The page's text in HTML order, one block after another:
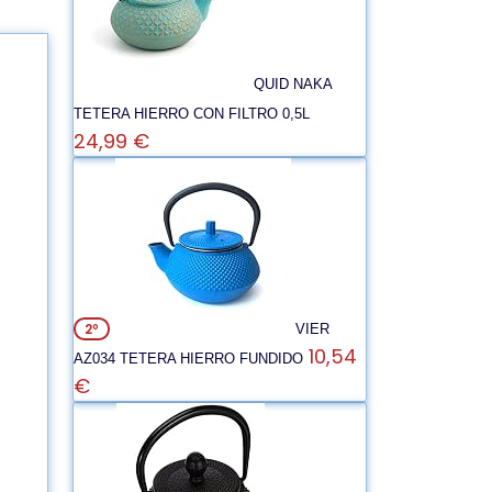
QUID NAKA
TETERA HIERRO CON FILTRO 0,5L
24,99 €
2º
VIER
AZ034 TETERA HIERRO FUNDIDO 10,54
€